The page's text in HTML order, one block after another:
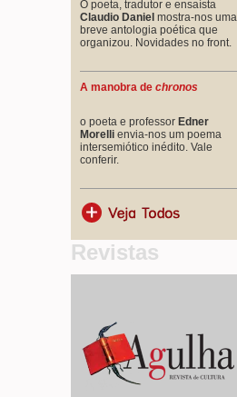
O poeta, tradutor e ensaísta
Claudio Daniel mostra-nos uma
breve antologia poética que
organizou. Novidades no front.
A manobra de chronos
o poeta e professor Edner
Morelli envia-nos um poema
intersemiótico inédito. Vale
conferir.
Revistas